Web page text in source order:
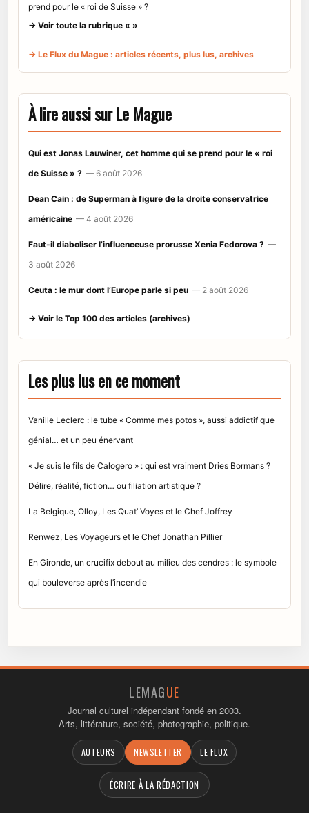
prend pour le « roi de Suisse » ?
→ Voir toute la rubrique « »
→ Le Flux du Mague : articles récents, plus lus, archives
À lire aussi sur Le Mague
Qui est Jonas Lauwiner, cet homme qui se prend pour le « roi
de Suisse » ? — 6 août 2026
Dean Cain : de Superman à figure de la droite conservatrice
américaine — 4 août 2026
Faut-il diaboliser l’influenceuse prorusse Xenia Fedorova ? —
3 août 2026
Ceuta : le mur dont l’Europe parle si peu — 2 août 2026
→ Voir le Top 100 des articles (archives)
Les plus lus en ce moment
Vanille Leclerc : le tube « Comme mes potos », aussi addictif que
génial… et un peu énervant
« Je suis le fils de Calogero » : qui est vraiment Dries Bormans ?
Délire, réalité, fiction… ou filiation artistique ?
La Belgique, Olloy, Les Quat’ Voyes et le Chef Joffrey
Renwez, Les Voyageurs et le Chef Jonathan Pillier
En Gironde, un crucifix debout au milieu des cendres : le symbole
qui bouleverse après l’incendie
LEMAGUE
Journal culturel indépendant fondé en 2003.
Arts, littérature, société, photographie, politique.
AUTEURS NEWSLETTER LE FLUX
ÉCRIRE À LA RÉDACTION